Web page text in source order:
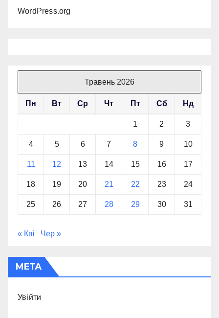
WordPress.org
Травень 2026
Пн Вт Ср Чт Пт Сб Нд
1 2 3
4 5 6 7 8 9 10
11 12 13 14 15 16 17
18 19 20 21 22 23 24
25 26 27 28 29 30 31
« Кві Чер »
МЕТА
Увійти